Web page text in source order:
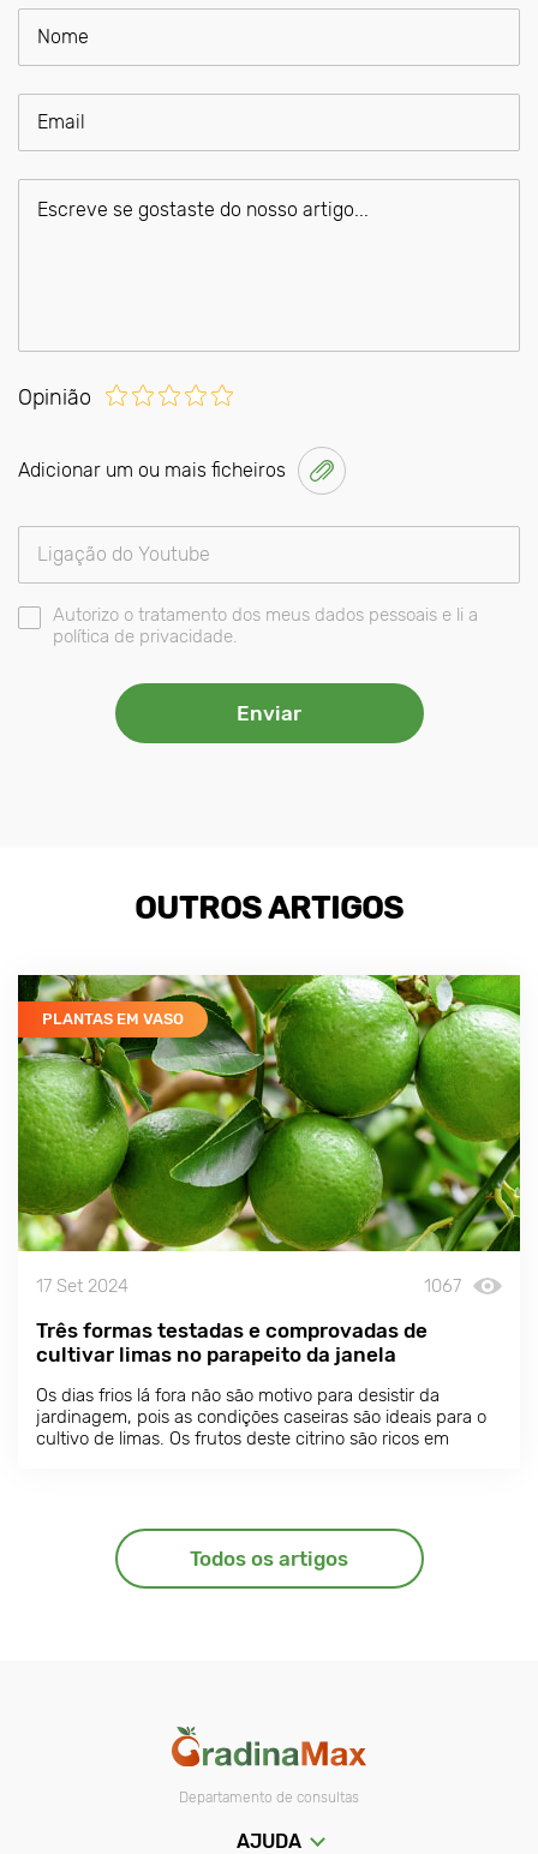
Opinião
Adicionar um ou mais ficheiros
Autorizo o tratamento dos meus dados pessoais e li a
política de privacidade.
OUTROS ARTIGOS
PLANTAS EM VASO
17 Set 2024 1067
Três formas testadas e comprovadas de
cultivar limas no parapeito da janela
Os dias frios lá fora não são motivo para desistir da
jardinagem, pois as condições caseiras são ideais para o
cultivo de limas. Os frutos deste citrino são ricos em
Todos os artigos
Departamento de consultas
AJUDA